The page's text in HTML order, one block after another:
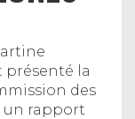
présenté la
des
un rapport